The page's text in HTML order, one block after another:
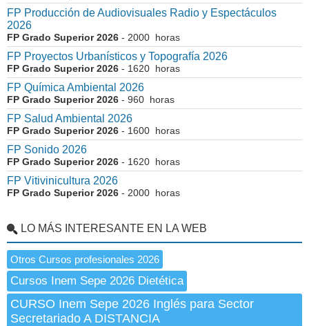
FP Producción de Audiovisuales Radio y Espectáculos
2026
FP Grado Superior 2026 - 2000 horas
FP Proyectos Urbanísticos y Topografía 2026
FP Grado Superior 2026 - 1620 horas
FP Química Ambiental 2026
FP Grado Superior 2026 - 960 horas
FP Salud Ambiental 2026
FP Grado Superior 2026 - 1600 horas
FP Sonido 2026
FP Grado Superior 2026 - 1620 horas
FP Vitivinicultura 2026
FP Grado Superior 2026 - 2000 horas
LO MÁS INTERESANTE EN LA WEB
Otros Cursos profesionales 2026
Cursos Inem Sepe 2026 Dietética
CURSO Inem Sepe 2026 Inglés para Sector
Secretariado A DISTANCIA